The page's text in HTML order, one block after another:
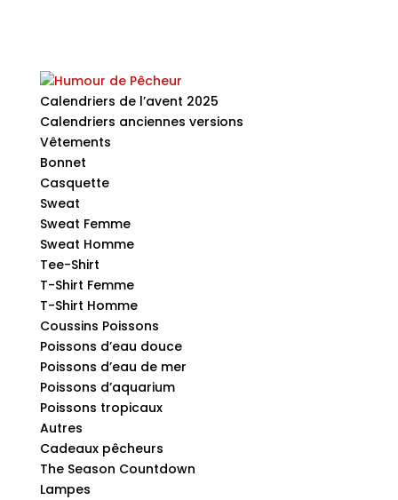
Calendriers de l’avent 2025
Calendriers anciennes versions
Vêtements
Bonnet
Casquette
Sweat
Sweat Femme
Sweat Homme
Tee-Shirt
T-Shirt Femme
T-Shirt Homme
Coussins Poissons
Poissons d’eau douce
Poissons d’eau de mer
Poissons d’aquarium
Poissons tropicaux
Autres
Cadeaux pêcheurs
The Season Countdown
Lampes